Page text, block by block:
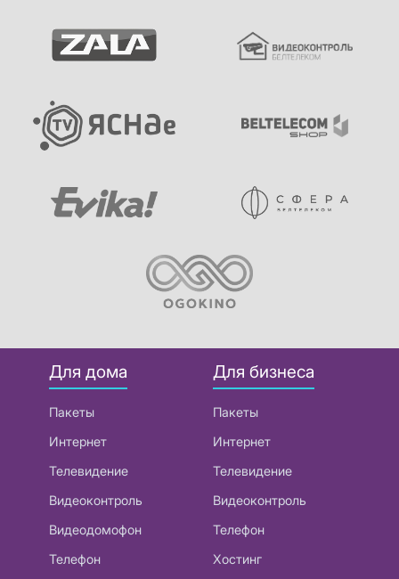
Для дома
Пакеты
Интернет
Телевидение
Видеоконтроль
Видеодомофон
Телефон
Для бизнеса
Пакеты
Интернет
Телевидение
Видеоконтроль
Телефон
Хостинг